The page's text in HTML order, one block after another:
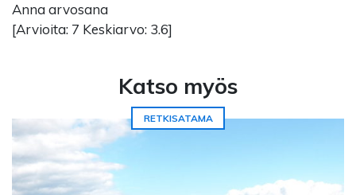
Anna arvosana
[Arvioita: 7 Keskiarvo: 3.6]
Katso myös
RETKISATAMA